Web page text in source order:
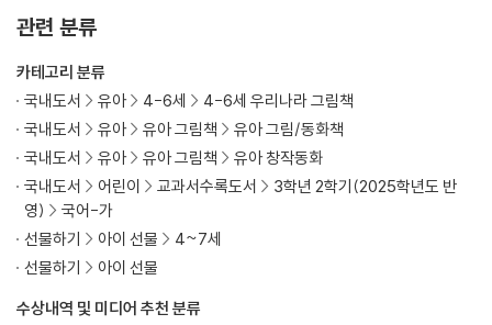
관련 분류
수상내역 및 미디어 추천 분류
카테고리 분류
국내도서
유아 4-6세
4-6세 우리나라 그림책
국내도서
유아 유아 그림책
유아 그림/동화책
국내도서
유아 유아 그림책
유아 창작동화
국내도서
어린이 교과서수록도서
3학년 2학기(2025학년도 반
영)
국어-가
선물하기
아이 선물
4~7세
선물하기
아이 선물